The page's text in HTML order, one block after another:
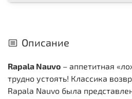
Описание
Rapala Nauvo – аппетитная
трудно устоять! Классика
Rapala Nauvo была